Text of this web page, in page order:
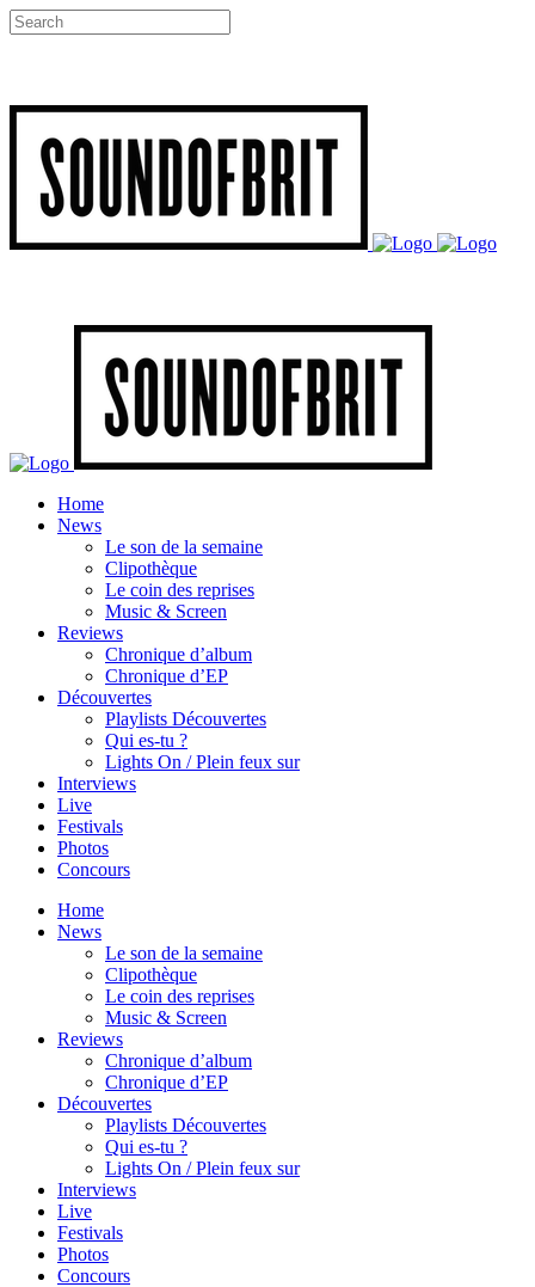
Home
News
Le son de la semaine
Clipothèque
Le coin des reprises
Music & Screen
Reviews
Chronique d’album
Chronique d’EP
Découvertes
Playlists Découvertes
Qui es-tu ?
Lights On / Plein feux sur
Interviews
Live
Festivals
Photos
Concours
Home
News
Le son de la semaine
Clipothèque
Le coin des reprises
Music & Screen
Reviews
Chronique d’album
Chronique d’EP
Découvertes
Playlists Découvertes
Qui es-tu ?
Lights On / Plein feux sur
Interviews
Live
Festivals
Photos
Concours